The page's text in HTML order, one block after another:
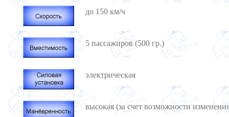
до 150 км/ч
5 пассажиров (500 гр.)
электрическая
высокая (за счет возможности